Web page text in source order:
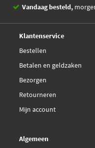
INA 531 0034 10
IPD 20-1138
Vandaag besteld,
Klantenservice
Bestellen
Betalen en geldzaken
Bezorgen
Retourneren
Mijn account
Algemeen